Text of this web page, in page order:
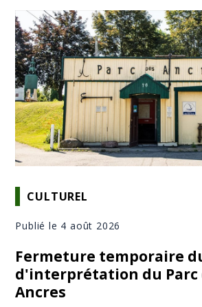
CULTUREL
Publié le 4 août 2026
Fermeture temporaire
d'interprétation du Parc
Ancres